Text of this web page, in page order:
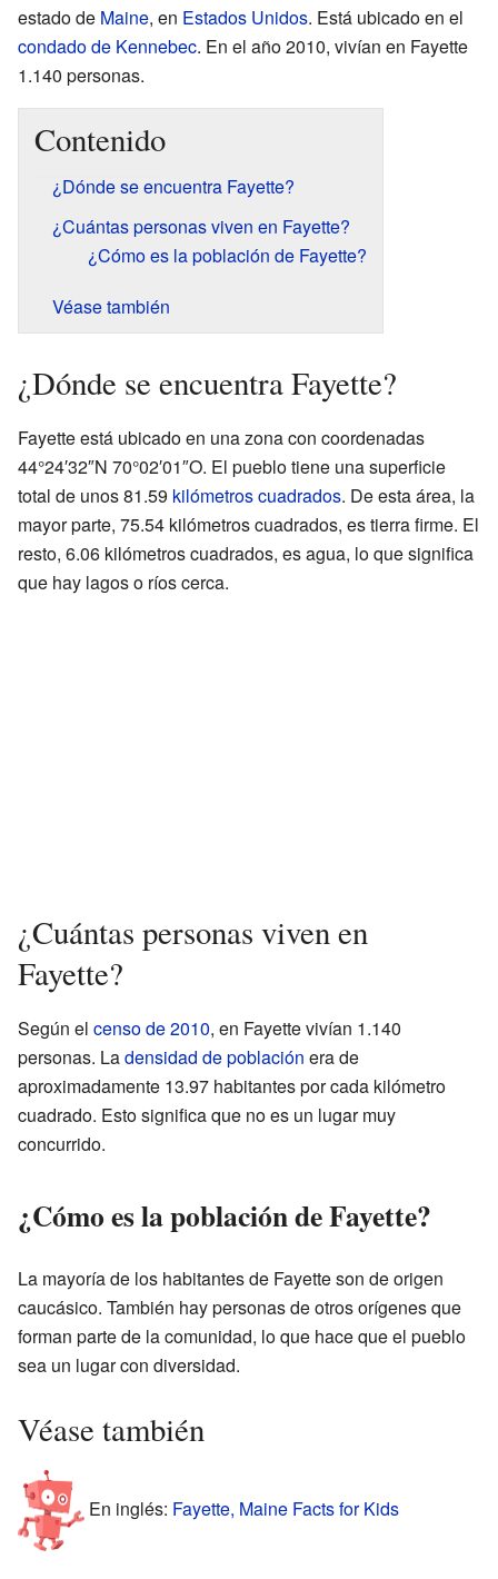
estado de Maine, en Estados Unidos. Está ubicado en el
condado de Kennebec. En el año 2010, vivían en Fayette
1.140 personas.
Contenido
¿Dónde se encuentra Fayette?
¿Cuántas personas viven en Fayette?
¿Cómo es la población de Fayette?
Véase también
¿Dónde se encuentra Fayette?
Fayette está ubicado en una zona con coordenadas
44°24′32″N 70°02′01″O. El pueblo tiene una superficie
total de unos 81.59 kilómetros cuadrados. De esta área, la
mayor parte, 75.54 kilómetros cuadrados, es tierra firme. El
resto, 6.06 kilómetros cuadrados, es agua, lo que significa
que hay lagos o ríos cerca.
¿Cuántas personas viven en
Fayette?
Según el censo de 2010, en Fayette vivían 1.140
personas. Ladensidad de población era de
aproximadamente 13.97 habitantes por cada kilómetro
cuadrado. Esto significa que no es un lugar muy
concurrido.
¿Cómo es la población de Fayette?
La mayoría de los habitantes de Fayette son de origen
caucásico. También hay personas de otros orígenes que
forman parte de la comunidad, lo que hace que el pueblo
sea un lugar con diversidad.
Véase también
En inglés: Fayette, Maine Facts for Kids